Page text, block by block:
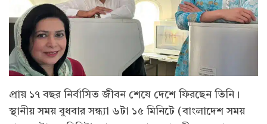
প্রায় ১৭ বছর নির্বাসিত জীবন শেষে দেশে ফিরছেন তিনি।
স্থানীয় সময় বুধবার সন্ধ্যা ৬টা ১৫ মিনিটে (বাংলাদেশ সময়